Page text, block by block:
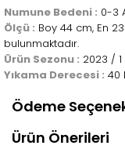
Numune Bedeni : 0-3
Ölçü : Boy 44 cm, En
bulunmaktadır.
Ürün Sezonu : 2023 / 1
Yıkama Derecesi : 40
Ödeme
Ürün Önerileri